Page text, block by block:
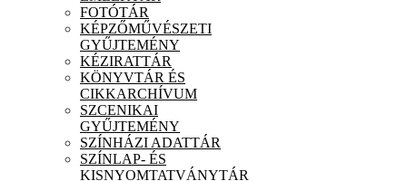
FOTÓTÁR
KÉPZŐMŰVÉSZETI
GYŰJTEMÉNY
KÉZIRATTÁR
KÖNYVTÁR ÉS
CIKKARCHÍVUM
SZCENIKAI
GYŰJTEMÉNY
SZÍNHÁZI ADATTÁR
SZÍNLAP- ÉS
KISNYOMTATVÁNYTÁR